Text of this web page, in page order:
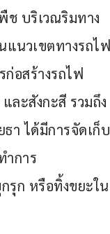
ช บริเวณริมทาง
นวเขตทางรถไฟ
อสร้างรถไฟ
ละสังกะสี รวมถึง
า ได้มีการจัดเก็บ
ำการ
รุก หรือทิ้งขยะใน